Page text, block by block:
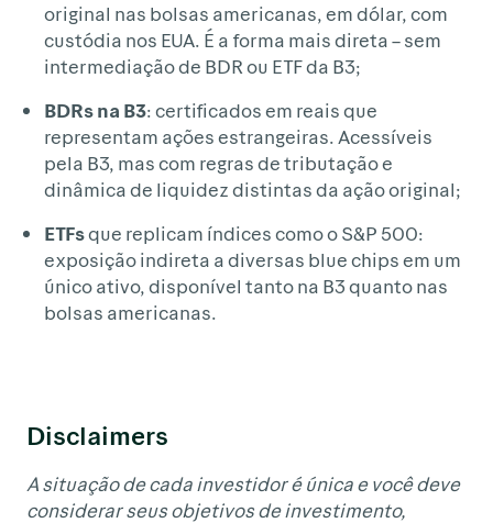
original nas bolsas americanas, em dólar, com
custódia nos EUA. É a forma mais direta – sem
intermediação de BDR ou ETF da B3;
BDRs na B3: certificados em reais que
representam ações estrangeiras. Acessíveis
pela B3, mas com regras de tributação e
dinâmica de liquidez distintas da ação original;
ETFsque replicam índices como o S&P 500:
exposição indireta a diversas blue chips em um
único ativo, disponível tanto na B3 quanto nas
bolsas americanas.
Disclaimers
A situação de cada investidor é única e você deve
considerar seus objetivos de investimento,